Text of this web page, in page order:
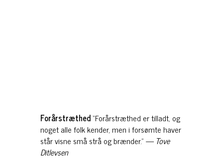
Forårstræthed“Forårstræthed er tilladt, og
noget alle folk kender, men i forsømte haver
står visne små strå og brænder.”— Tove
Ditlevsen